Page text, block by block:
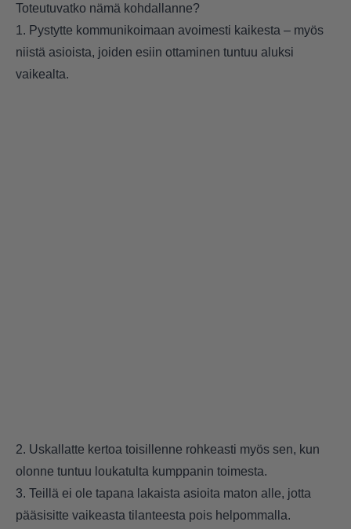
Toteutuvatko nämä kohdallanne?
1. Pystytte kommunikoimaan avoimesti kaikesta – myös
niistä asioista, joiden esiin ottaminen tuntuu aluksi
vaikealta.
2. Uskallatte kertoa toisillenne rohkeasti myös sen, kun
olonne tuntuu loukatulta kumppanin toimesta.
3. Teillä ei ole tapana lakaista asioita maton alle, jotta
pääsisitte vaikeasta tilanteesta pois helpommalla.